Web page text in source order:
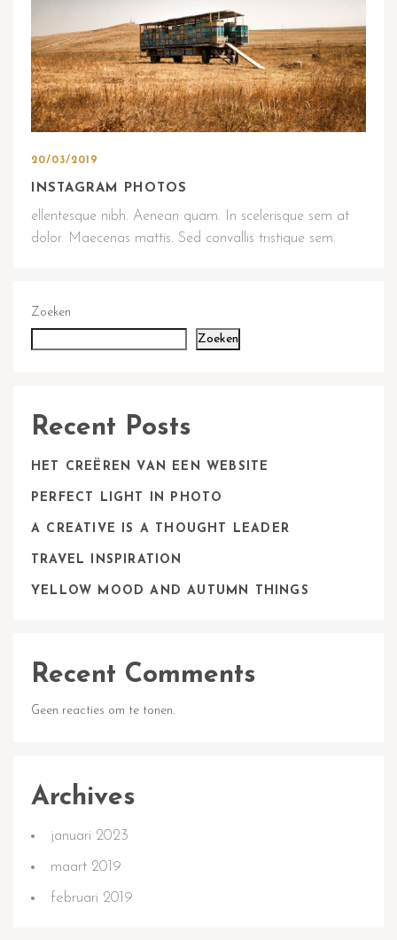
20/03/2019
INSTAGRAM PHOTOS
ellentesque nibh. Aenean quam. In scelerisque sem at
dolor. Maecenas mattis. Sed convallis tristique sem.
Zoeken
Zoeken
Recent Posts
HET CREËREN VAN EEN WEBSITE
PERFECT LIGHT IN PHOTO
A CREATIVE IS A THOUGHT LEADER
TRAVEL INSPIRATION
YELLOW MOOD AND AUTUMN THINGS
Recent Comments
Geen reacties om te tonen.
Archives
januari 2023
maart 2019
februari 2019